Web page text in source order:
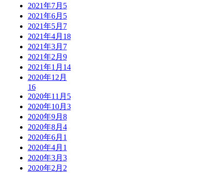
2021年7月 5
2021年6月 5
2021年5月 7
2021年4月 18
2021年3月 7
2021年2月 9
2021年1月 14
2020年12月
16
2020年11月 5
2020年10月 3
2020年9月 8
2020年8月 4
2020年6月 1
2020年4月 1
2020年3月 3
2020年2月 2